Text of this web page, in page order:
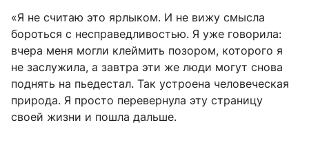
«Я не считаю это ярлыком. И не вижу смысла
бороться с несправедливостью. Я уже говорила:
вчера меня могли клеймить позором, которого я
не заслужила, а завтра эти же люди могут снова
поднять на пьедестал. Так устроена человеческая
природа. Я просто перевернула эту страницу
своей жизни и пошла дальше.